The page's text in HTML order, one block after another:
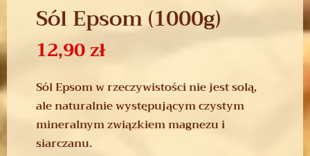
Sól Epsom (1000g)
12,90zł
Sól Epsom w rzeczywistości nie jest solą,
ale naturalnie występującym czystym
mineralnym związkiem magnezu i
siarczanu.